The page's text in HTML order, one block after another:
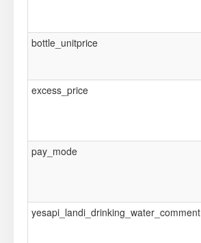
bottle_unitprice
excess_price
pay_mode
yesapi_landi_drinking_water_comment